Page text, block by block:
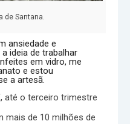
de Santana.
ansiedade e
ideia de trabalhar
em vidro, me
e estou
a artesã.
até o terceiro trimestre
mais de 10 milhões de